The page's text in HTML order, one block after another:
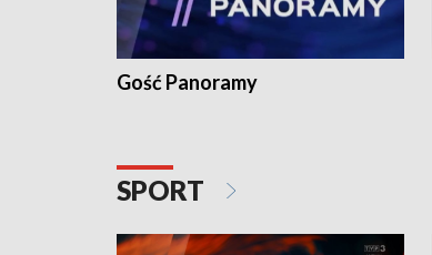
Gość Panoramy
SPORT